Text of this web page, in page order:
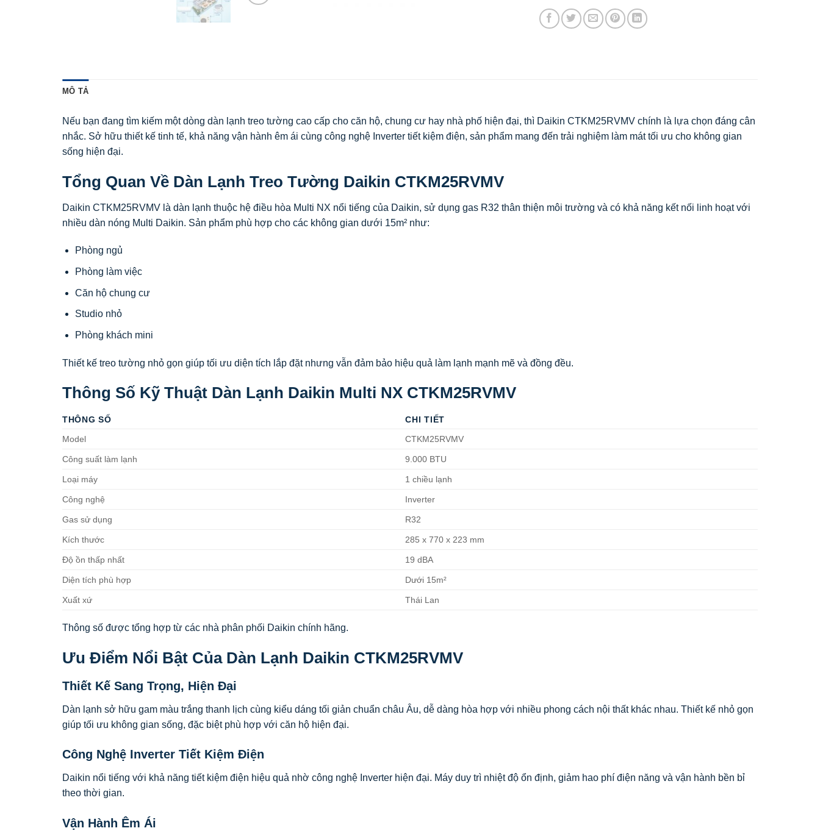
MÔ TẢ
Nếu bạn đang tìm kiếm một dòng dàn lạnh treo tường cao cấp cho căn hộ, chung cư hay nhà phố hiện đại, thì Daikin CTKM25RVMV chính là lựa chọn đáng cân
nhắc. Sở hữu thiết kế tinh tế, khả năng vận hành êm ái cùng công nghệ Inverter tiết kiệm điện, sản phẩm mang đến trải nghiệm làm mát tối ưu cho không gian
sống hiện đại.
Tổng Quan Về Dàn Lạnh Treo Tường Daikin CTKM25RVMV
Daikin CTKM25RVMV là dàn lạnh thuộc hệ điều hòa Multi NX nổi tiếng của Daikin, sử dụng gas R32 thân thiện môi trường và có khả năng kết nối linh hoạt với
nhiều dàn nóng Multi Daikin. Sản phẩm phù hợp cho các không gian dưới 15m² như:
Phòng ngủ
Phòng làm việc
Căn hộ chung cư
Studio nhỏ
Phòng khách mini
Thiết kế treo tường nhỏ gọn giúp tối ưu diện tích lắp đặt nhưng vẫn đảm bảo hiệu quả làm lạnh mạnh mẽ và đồng đều.
Thông Số Kỹ Thuật Dàn Lạnh Daikin Multi NX CTKM25RVMV
THÔNG SỐ
CHI TIẾT
Model
CTKM25RVMV
Công suất làm lạnh 9.000 BTU
Loại máy 1 chiều lạnh
Công nghệ Inverter
Gas sử dụng R32
Kích thước 285 x 770 x 223 mm
Độ ồn thấp nhất 19 dBA
Diện tích phù hợp Dưới 15m²
Xuất xứ Thái Lan
Thông số được tổng hợp từ các nhà phân phối Daikin chính hãng.
Ưu Điểm Nổi Bật Của Dàn Lạnh Daikin CTKM25RVMV
Thiết Kế Sang Trọng, Hiện Đại
Dàn lạnh sở hữu gam màu trắng thanh lịch cùng kiểu dáng tối giản chuẩn châu Âu, dễ dàng hòa hợp với nhiều phong cách nội thất khác nhau. Thiết kế nhỏ gọn
giúp tối ưu không gian sống, đặc biệt phù hợp với căn hộ hiện đại.
Công Nghệ Inverter Tiết Kiệm Điện
Daikin nổi tiếng với khả năng tiết kiệm điện hiệu quả nhờ công nghệ Inverter hiện đại. Máy duy trì nhiệt độ ổn định, giảm hao phí điện năng và vận hành bền bỉ
theo thời gian.
Vận Hành Êm Ái